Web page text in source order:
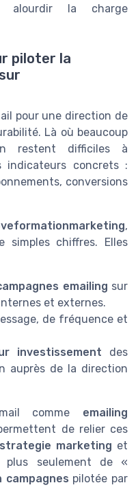
alourdir la charge
piloter la
pour une direction de
Là où beaucoup
restent difficiles à
indicateurs concrets :
conversions
,
simples chiffres. Elles
emailing sur
et externes.
de fréquence et
investissement des
auprès de la direction
comme emailing
de relier ces
strategie marketing et
plus seulement de «
campagnes pilotée par